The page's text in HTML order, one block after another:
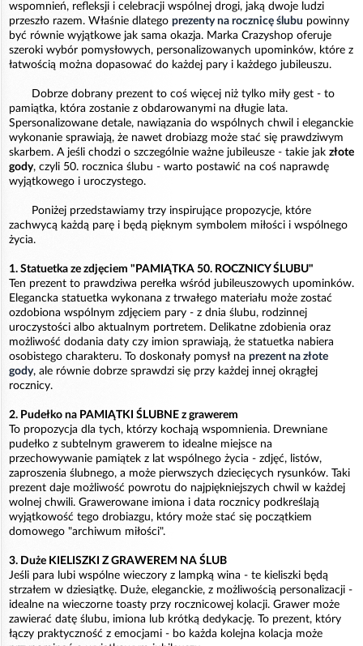
wspomnień, refleksji i celebracji wspólnej drogi, jaką dwoje ludzi
przeszło razem. Właśnie dlatego prezenty na rocznicę ślubu powinny
być równie wyjątkowe jak sama okazja. Marka Crazyshop oferuje
szeroki wybór pomysłowych, personalizowanych upominków, które z
łatwością można dopasować do każdej pary i każdego jubileuszu.
Dobrze dobrany prezent to coś więcej niż tylko miły gest - to
pamiątka, która zostanie z obdarowanymi na długie lata.
Spersonalizowane detale, nawiązania do wspólnych chwil i eleganckie
wykonanie sprawiają, że nawet drobiazg może stać się prawdziwym
skarbem. A jeśli chodzi o szczególnie ważne jubileusze - takie jak złote
gody, czyli 50. rocznica ślubu - warto postawić na coś naprawdę
wyjątkowego i uroczystego.
Poniżej przedstawiamy trzy inspirujące propozycje, które
zachwycą każdą parę i będą pięknym symbolem miłości i wspólnego
życia.
1. Statuetka ze zdjęciem "PAMIĄTKA 50. ROCZNICY ŚLUBU"
Ten prezent to prawdziwa perełka wśród jubileuszowych upominków.
Elegancka statuetka wykonana z trwałego materiału może zostać
ozdobiona wspólnym zdjęciem pary - z dnia ślubu, rodzinnej
uroczystości albo aktualnym portretem. Delikatne zdobienia oraz
możliwość dodania daty czy imion sprawiają, że statuetka nabiera
osobistego charakteru. To doskonały pomysł na prezent na złote
gody, ale równie dobrze sprawdzi się przy każdej innej okrągłej
rocznicy.
2. Pudełko na PAMIĄTKI ŚLUBNE z grawerem
To propozycja dla tych, którzy kochają wspomnienia. Drewniane
pudełko z subtelnym grawerem to idealne miejsce na
przechowywanie pamiątek z lat wspólnego życia - zdjęć, listów,
zaproszenia ślubnego, a może pierwszych dziecięcych rysunków. Taki
prezent daje możliwość powrotu do najpiękniejszych chwil w każdej
wolnej chwili. Grawerowane imiona i data rocznicy podkreślają
wyjątkowość tego drobiazgu, który może stać się początkiem
domowego "archiwum miłości".
3. Duże KIELISZKI Z GRAWEREM NA ŚLUB
Jeśli para lubi wspólne wieczory z lampką wina - te kieliszki będą
strzałem w dziesiątkę. Duże, eleganckie, z możliwością personalizacji -
idealne na wieczorne toasty przy rocznicowej kolacji. Grawer może
zawierać datę ślubu, imiona lub krótką dedykację. To prezent, który
łączy praktyczność z emocjami - bo każda kolejna kolacja może